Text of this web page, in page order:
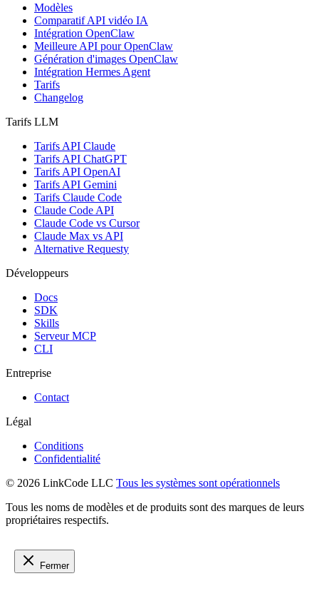
Modèles
Comparatif API vidéo IA
Intégration OpenClaw
Meilleure API pour OpenClaw
Génération d'images OpenClaw
Intégration Hermes Agent
Tarifs
Changelog
Tarifs LLM
Tarifs API Claude
Tarifs API ChatGPT
Tarifs API OpenAI
Tarifs API Gemini
Tarifs Claude Code
Claude Code API
Claude Code vs Cursor
Claude Max vs API
Alternative Requesty
Développeurs
Docs
SDK
Skills
Serveur MCP
CLI
Entreprise
Contact
Légal
Conditions
Confidentialité
© 2026 LinkCode LLC Tous les systèmes sont opérationnels
Tous les noms de modèles et de produits sont des marques de leurs
propriétaires respectifs.
Fermer